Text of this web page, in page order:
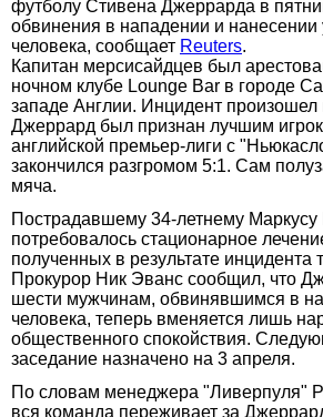
футболу Стивена Джеррарда в
обвинения в нападении и
человека, сообщает Reuters.
Капитан мерсисайдцев был
ночном клубе Lounge Bar в городе
западе Англии. Инцидент произошел
Джеррард был признан лучшим
английской премьер-лиги с
закончился разгромом 5:1. Сам
мяча.
Пострадавшему 34-летнему Маркусу
потребовалось стационарное
полученных в результате инцидента
Прокурор Ник Эванс сообщил, что
шести мужчинам, обвинявшимся в
человека, теперь вменяется лишь
общественного спокойствия.
заседание назначено на 3 апреля.
По словам менеджера "Ливерпуля"
вся команда переживает за